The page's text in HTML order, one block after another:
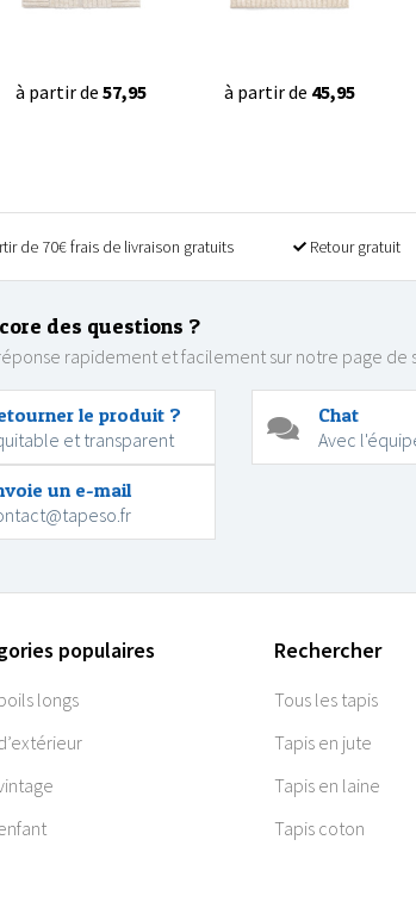
à partir de 57,95 à partir de 45,95
de 70€ frais de livraison gratuits Retour gratuit
des questions ?
rapidement et facilement sur notre page de
le produit ?
et transparent
Chat
Avec
un e-mail
populaires
longs
Rechercher
Tous les tapis
Tapis en jute
Tapis en laine
Tapis coton